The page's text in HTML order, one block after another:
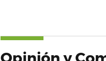
Opinión y